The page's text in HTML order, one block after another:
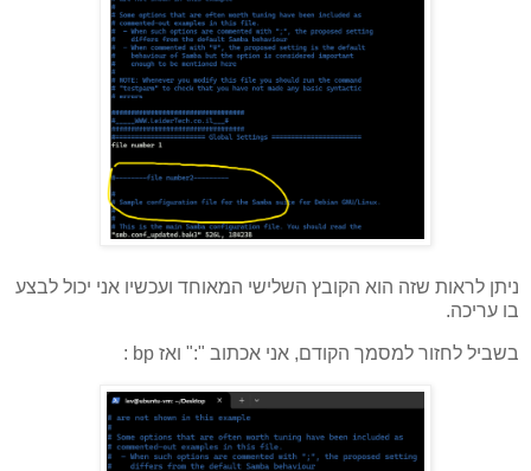
ניתן לראות שזה הוא הקובץ השלישי המאוחד ועכשיו אני יכול לבצע
בו עריכה.
בשביל לחזור למסמך הקודם, אני אכתוב ":" ואז bp :